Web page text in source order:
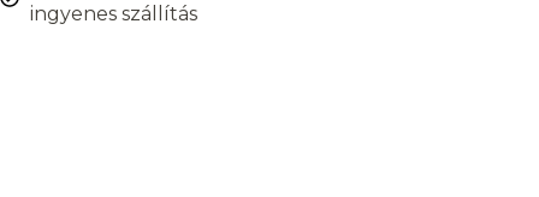
ingyenes szállítás